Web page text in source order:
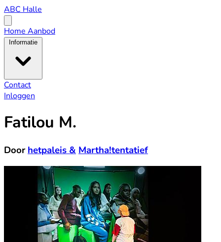
ABC
Halle
ABC Halle
menu
Home Aanbod
Informatie
Contact
Inloggen
Fatilou M.
Doorhetpaleis & Martha!tentatief